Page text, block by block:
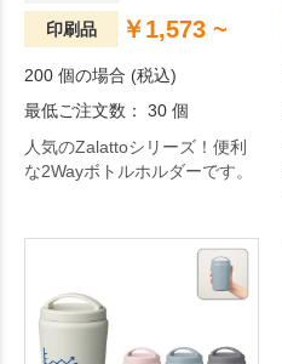
印刷品 ￥1,573 ~
200 個の場合 (税込)
最低ご注文数： 30 個
人気のZalattoシリーズ！便利
な2Wayボトルホルダーです。